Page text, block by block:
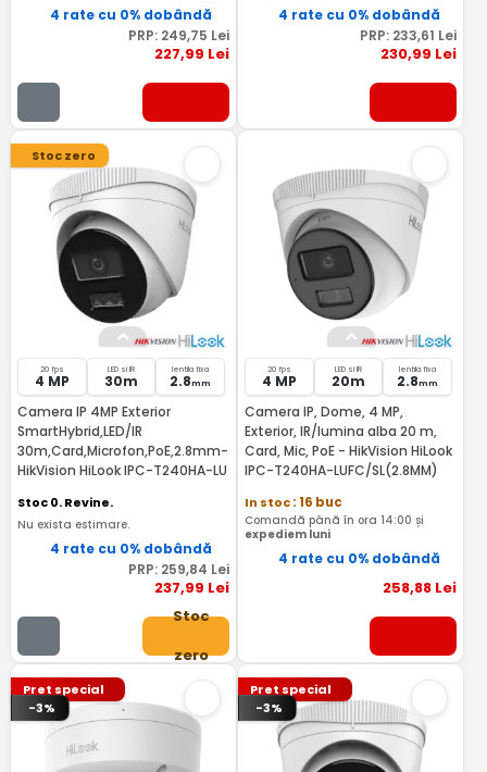
4 rate cu 0% dobândă
PRP: 249,75 Lei
227,99 Lei
4 rate cu 0% dobândă
PRP: 233,61 Lei
230,99 Lei
Stoc zero
20 fps
4 MP
LED si IR
30m
lentila fixa
2.8mm
Camera IP 4MP Exterior
SmartHybrid,LED/IR
30m,Card,Microfon,PoE,2.8mm-
HikVision HiLook IPC-T240HA-LU
Stoc 0. Revine.
Nu exista estimare.
4 rate cu 0% dobândă
PRP: 259,84 Lei
237,99 Lei
Stoc
zero
20 fps
4 MP
LED si IR
20m
lentila fixa
2.8mm
Camera IP, Dome, 4 MP,
Exterior, IR/lumina alba 20 m,
Card, Mic, PoE - HikVision HiLook
IPC-T240HA-LUFC/SL(2.8MM)
In stoc: 16 buc
Comandă până în ora 14:00 și
expediem luni
4 rate cu 0% dobândă
258,88 Lei
Pret special
-3%
Pret special
-3%